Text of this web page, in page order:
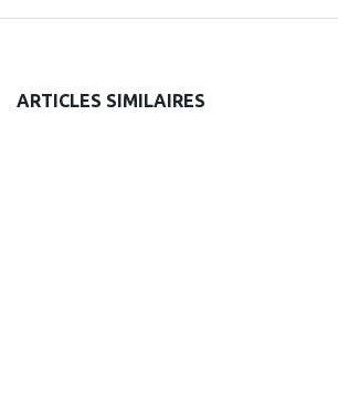
ARTICLES SIMILAIRES